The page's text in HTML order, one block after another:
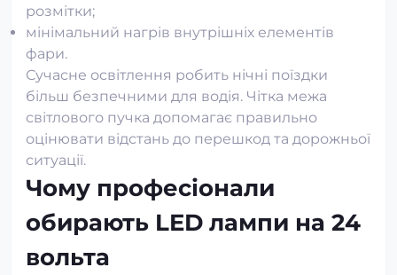
розмітки;
мінімальний нагрів внутрішніх елементів
фари.
Сучасне освітлення робить нічні поїздки
більш безпечними для водія. Чітка межа
світлового пучка допомагає правильно
оцінювати відстань до перешкод та дорожньої
ситуації.
Чому професіонали
обирають LED лампи на 24
вольта